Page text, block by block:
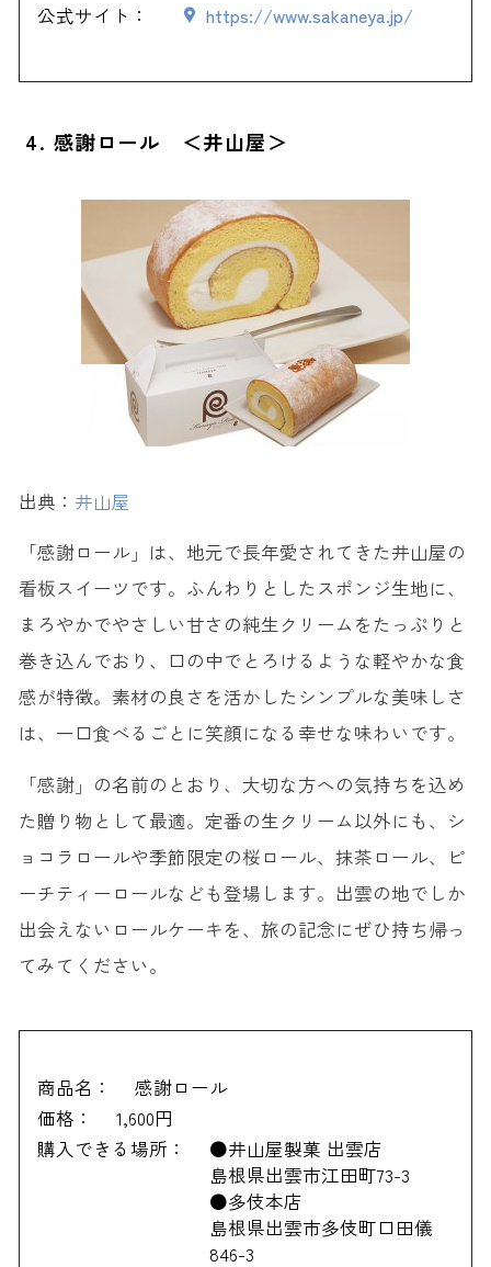
公式サイト：
https://www.sakaneya.jp/
4. 感謝ロール ＜井山屋＞
出典： 井山屋
「感謝ロール」は、地元で長年愛されてきた井山屋の
看板スイーツです。ふんわりとしたスポンジ生地に、
まろやかでやさしい甘さの純生クリームをたっぷりと
巻き込んでおり、口の中でとろけるような軽やかな食
感が特徴。素材の良さを活かしたシンプルな美味しさ
は、一口食べるごとに笑顔になる幸せな味わいです。
「感謝」の名前のとおり、大切な方への気持ちを込め
た贈り物として最適。定番の生クリーム以外にも、シ
ョコラロールや季節限定の桜ロール、抹茶ロール、ピ
ーチティーロールなども登場します。出雲の地でしか
出会えないロールケーキを、旅の記念にぜひ持ち帰っ
てみてください。
商品名：
感謝ロール
価格：
1,600円
購入できる場所：
●井山屋製菓 出雲店
島根県出雲市江田町73-3
●多伎本店
島根県出雲市多伎町口田儀
846-3